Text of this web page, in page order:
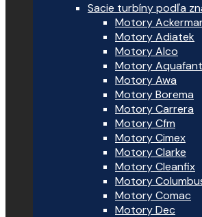
Sacie turbíny podľa
Motory
Motory Adiatek
Motory Alco
Motory Aquafant
Motory Awa
Motory Borema
Motory Carrera
Motory Cfm
Motory Cimex
Motory Clarke
Motory Cleanfix
Motory
Motory Comac
Motory Dec